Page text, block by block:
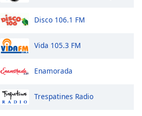
Disco 106.1 FM
Vida 105.3 FM
Enamorada
Trespatines Radio